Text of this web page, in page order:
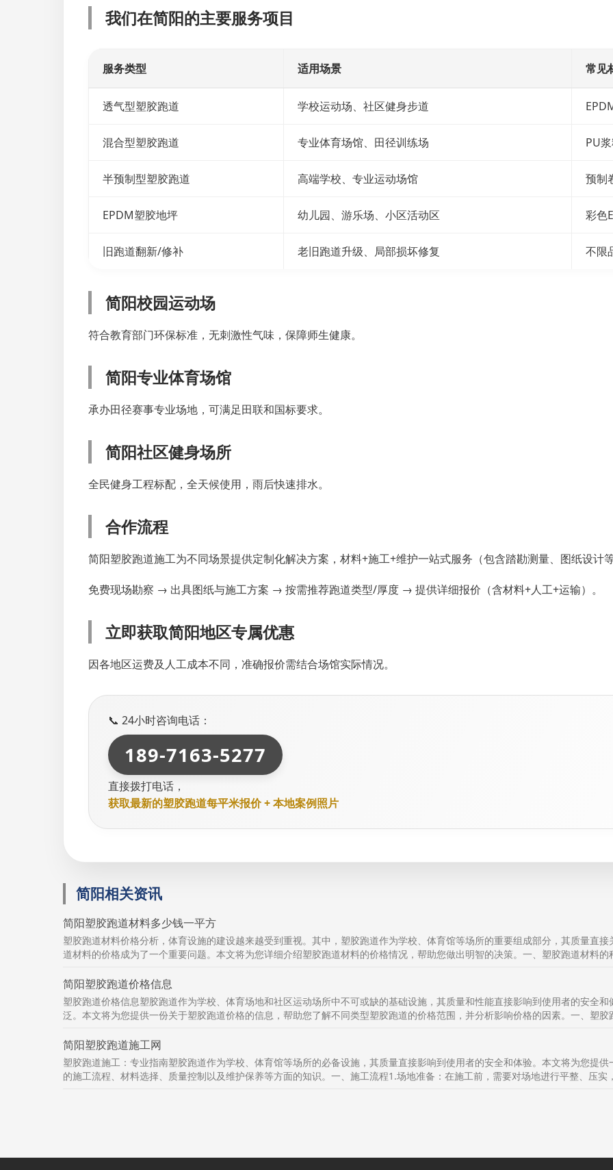
我们在简阳的主要服务项目
服务类型 适用场景 常见
透气型塑胶跑道 学校运动场、社区健身步道
混合型塑胶跑道 专业体育场馆、田径训练场 PU
半预制型塑胶跑道 高端学校、专业运动场馆 预制
EPDM塑胶地坪 幼儿园、游乐场、小区活动区 彩色
旧跑道翻新/修补 老旧跑道升级、局部损坏修复 不限
简阳校园运动场
符合教育部门环保标准，无刺激性气味，保障师生健康。
简阳专业体育场馆
承办田径赛事专业场地，可满足田联和国标要求。
简阳社区健身场所
全民健身工程标配，全天候使用，雨后快速排水。
合作流程
简阳塑胶跑道施工为不同场景提供定制化解决方案，材料+施工+维护一站式服务（包含踏勘测量、图纸设计等
免费现场勘察 → 出具图纸与施工方案 → 按需推荐跑道类型/厚度 → 提供详细报价（含材料+人工+运输）。
立即获取简阳地区专属优惠
因各地区运费及人工成本不同，准确报价需结合场馆实际情况。
📞 24小时咨询电话：
189-7163-5277
直接拨打电话，
获取最新的塑胶跑道每平米报价 + 本地案例照片
简阳相关资讯
简阳塑胶跑道材料多少钱一平方
塑胶跑道材料价格分析，体育设施的建设越来越受到重视。其中，塑胶跑道作为学校、体育馆等场所的重要组成部分，其质量直
道材料的价格成为了一个重要问题。本文将为您详细介绍塑胶跑道材料的价格情况，帮助您做出明智的决策。一、塑胶跑道材料
简阳塑胶跑道价格信息
塑胶跑道价格信息塑胶跑道作为学校、体育场地和社区运动场所中不可或缺的基础设施，其质量和性能直接影响到使用者的安全
泛。本文将为您提供一份关于塑胶跑道价格的信息，帮助您了解不同类型塑胶跑道的价格范围，并分析影响价格的因素。一、塑
简阳塑胶跑道施工网
塑胶跑道施工：专业指南塑胶跑道作为学校、体育馆等场所的必备设施，其质量直接影响到使用者的安全和体验。本文将为您提
的施工流程、材料选择、质量控制以及维护保养等方面的知识。一、施工流程1.场地准备：在施工前，需要对场地进行平整、压